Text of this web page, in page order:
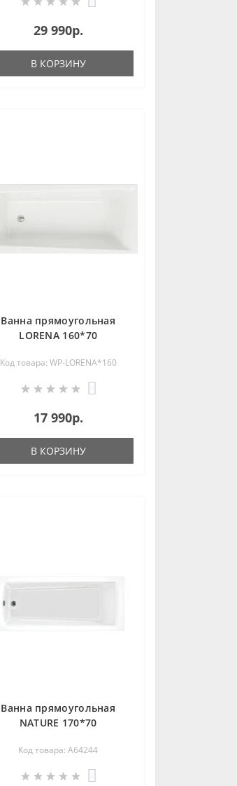
29 990р.
В КОРЗИНУ
Ванна прямоугольная
LORENA 160*70
Код товара: WP-LORENA*160
17 990р.
В КОРЗИНУ
Ванна прямоугольная
NATURE 170*70
Код товара: A64244